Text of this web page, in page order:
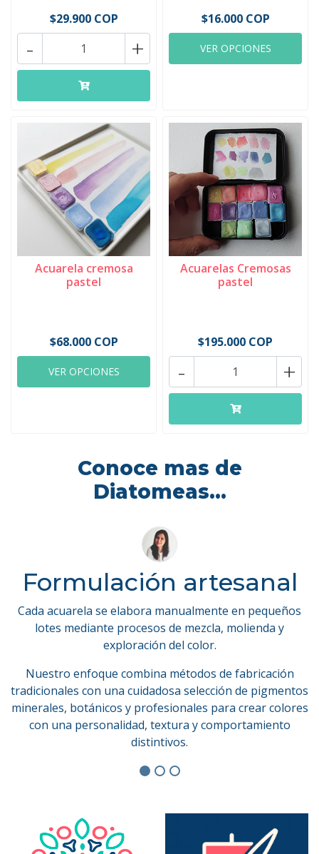
$29.900 COP
+
-
$16.000 COP
VER OPCIONES
Acuarela cremosa
pastel
$68.000 COP
VER OPCIONES
Acuarelas Cremosas
pastel
$195.000 COP
+
-
Conoce mas de
Diatomeas...
Formulación artesanal
Cada acuarela se elabora manualmente en pequeños
lotes mediante procesos de mezcla, molienda y
exploración del color.
Nuestro enfoque combina métodos de fabricación
tradicionales con una cuidadosa selección de pigmentos
minerales, botánicos y profesionales para crear colores
con una personalidad, textura y comportamiento
distintivos.